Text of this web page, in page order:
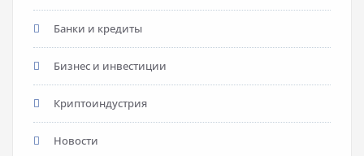
Банки и кредиты
Бизнес и инвестиции
Криптоиндустрия
Новости